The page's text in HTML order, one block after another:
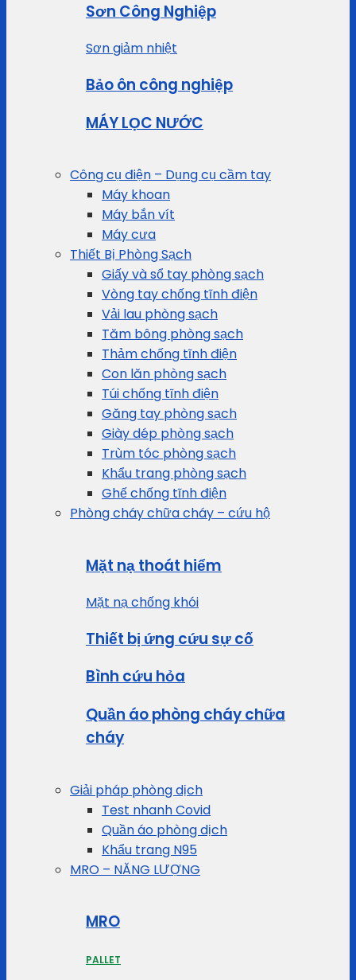
Sơn Công Nghiệp
Sơn giảm nhiệt
Bảo ôn công nghiệp
MÁY LỌC NƯỚC
Công cụ điện – Dụng cụ cầm tay
Máy khoan
Máy bắn vít
Máy cưa
Thiết Bị Phòng Sạch
Giấy và sổ tay phòng sạch
Vòng tay chống tĩnh điện
Vải lau phòng sạch
Tăm bông phòng sạch
Thảm chống tĩnh điện
Con lăn phòng sạch
Túi chống tĩnh điện
Găng tay phòng sạch
Giày dép phòng sạch
Trùm tóc phòng sạch
Khẩu trang phòng sạch
Ghế chống tĩnh điện
Phòng cháy chữa cháy – cứu hộ
Mặt nạ thoát hiểm
Mặt nạ chống khói
Thiết bị ứng cứu sự cố
Bình cứu hỏa
Quần áo phòng cháy chữa
cháy
Giải pháp phòng dịch
Test nhanh Covid
Quần áo phòng dịch
Khẩu trang N95
MRO – NĂNG LƯỢNG
MRO
PALLET